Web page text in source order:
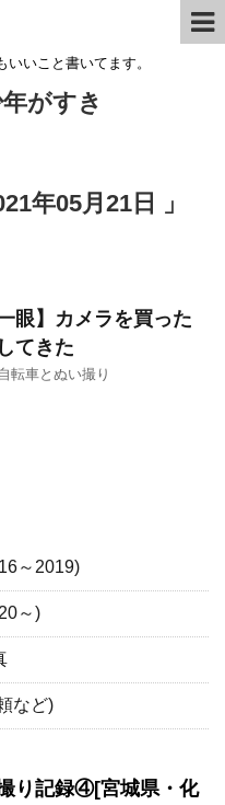
いこと書いてます。
がすき
年05月21日 」
眼】カメラを買った
てきた
転車とぬい撮り
～2019)
～)
など)
り記録④[宮城県・化